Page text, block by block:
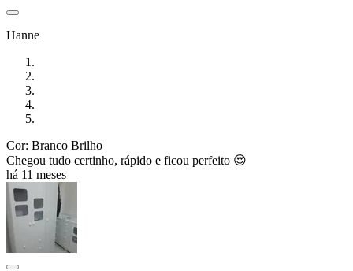
Hanne
Cor: Branco Brilho
Chegou tudo certinho, rápido e ficou perfeito 😍
há 11 meses